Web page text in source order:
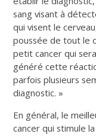
sang visant à
qui visent le
poussée de tout le
petit cancer qui
généré cette
parfois plusieurs
diagnostic. »
En général, le
cancer qui stimule